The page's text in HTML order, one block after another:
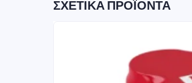
ΣΧΕΤΙΚΆ ΠΡΟΪΌΝΤΑ